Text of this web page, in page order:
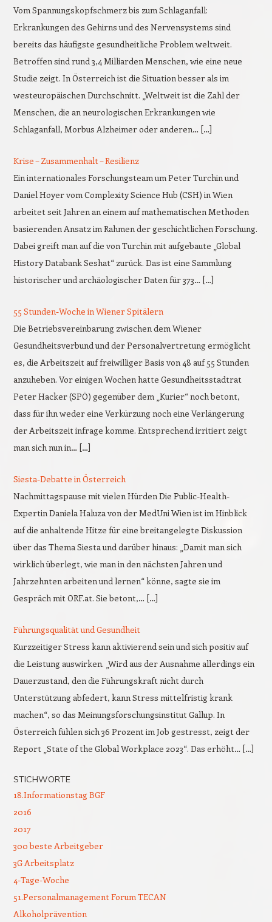
Vom Spannungskopfschmerz bis zum Schlaganfall:
Erkrankungen des Gehirns und des Nervensystems sind
bereits das häufigste gesundheitliche Problem weltweit.
Betroffen sind rund 3,4 Milliarden Menschen, wie eine neue
Studie zeigt. In Österreich ist die Situation besser als im
westeuropäischen Durchschnitt. „Weltweit ist die Zahl der
Menschen, die an neurologischen Erkrankungen wie
Schlaganfall, Morbus Alzheimer oder anderen… […]
Krise – Zusammenhalt – Resilienz
Ein internationales Forschungsteam um Peter Turchin und
Daniel Hoyer vom Complexity Science Hub (CSH) in Wien
arbeitet seit Jahren an einem auf mathematischen Methoden
basierenden Ansatz im Rahmen der geschichtlichen Forschung.
Dabei greift man auf die von Turchin mit aufgebaute „Global
History Databank Seshat“ zurück. Das ist eine Sammlung
historischer und archäologischer Daten für 373… […]
55 Stunden-Woche in Wiener Spitälern
Die Betriebsvereinbarung zwischen dem Wiener
Gesundheitsverbund und der Personalvertretung ermöglicht
es, die Arbeitszeit auf freiwilliger Basis von 48 auf 55 Stunden
anzuheben. Vor einigen Wochen hatte Gesundheitsstadtrat
Peter Hacker (SPÖ) gegenüber dem „Kurier“ noch betont,
dass für ihn weder eine Verkürzung noch eine Verlängerung
der Arbeitszeit infrage komme. Entsprechend irritiert zeigt
man sich nun in… […]
Siesta-Debatte in Österreich
Nachmittagspause mit vielen Hürden Die Public-Health-
Expertin Daniela Haluza von der MedUni Wien ist im Hinblick
auf die anhaltende Hitze für eine breitangelegte Diskussion
über das Thema Siesta und darüber hinaus: „Damit man sich
wirklich überlegt, wie man in den nächsten Jahren und
Jahrzehnten arbeiten und lernen“ könne, sagte sie im
Gespräch mit ORF.at. Sie betont,… […]
Führungsqualität und Gesundheit
Kurzzeitiger Stress kann aktivierend sein und sich positiv auf
die Leistung auswirken. „Wird aus der Ausnahme allerdings ein
Dauerzustand, den die Führungskraft nicht durch
Unterstützung abfedert, kann Stress mittelfristig krank
machen“, so das Meinungsforschungsinstitut Gallup. In
Österreich fühlen sich 36 Prozent im Job gestresst, zeigt der
Report „State of the Global Workplace 2023“. Das erhöht… […]
STICHWORTE
18.Informationstag BGF
2016
2017
300 beste Arbeitgeber
3G Arbeitsplatz
4-Tage-Woche
51.Personalmanagement Forum TECAN
Alkoholprävention